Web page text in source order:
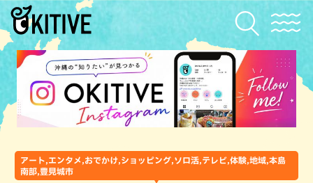
アート,エンタメ,おでかけ,ショッピング,ソロ活,テレビ,体験,地域,本島
南部,豊見城市